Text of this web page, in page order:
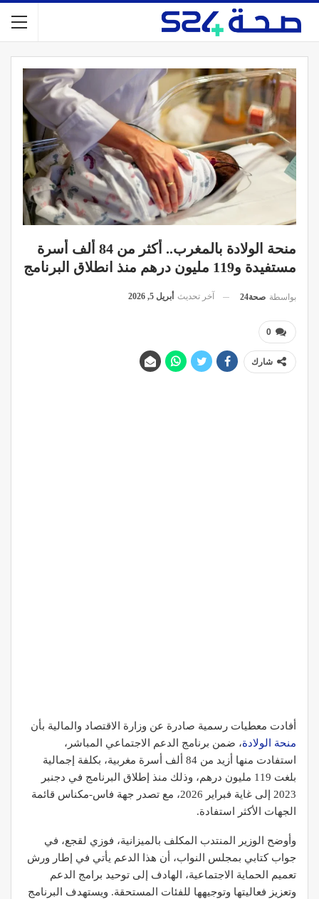
منحة الولادة بالمغرب.. أكثر من 84 ألف أسرة
مستفيدة و119 مليون درهم منذ انطلاق البرنامج
بواسطة صحة24 آخر تحديث أبريل 5, 2026
0
شارك
أفادت معطيات رسمية صادرة عن وزارة الاقتصاد والمالية بأن
منحة الولادة، ضمن برنامج الدعم الاجتماعي المباشر،
استفادت منها أزيد من 84 ألف أسرة مغربية، بكلفة إجمالية
بلغت 119 مليون درهم، وذلك منذ إطلاق البرنامج في دجنبر
2023 إلى غاية فبراير 2026، مع تصدر جهة فاس-مكناس قائمة
الجهات الأكثر استفادة.
وأوضح الوزير المنتدب المكلف بالميزانية، فوزي لقجع، في
جواب كتابي بمجلس النواب، أن هذا الدعم يأتي في إطار ورش
تعميم الحماية الاجتماعية، الهادف إلى توحيد برامج الدعم
وتعزيز فعاليتها وتوجيهها للفئات المستحقة. ويستهدف البرنامج